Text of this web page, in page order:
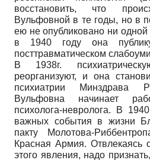
восстановить, что
Вульфовной в те годы, но в
ею не опубликовано ни
в 1940 году она
посттравматическом
В 1938г.
реорганизуют, и она
психиатрии
Вульфовна начинает
психолога-невролога. В
важных события в жизни
пакту Молотова-
Красная Армия. Отвлекаясь
этого явления, надо